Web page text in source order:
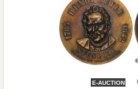
E-AUCTION